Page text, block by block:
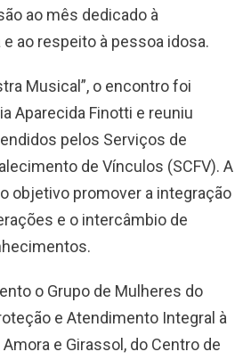
ao mês dedicado à
ao respeito à pessoa idosa.
Musical”, o encontro foi
Aparecida Finotti e reuniu
pelos Serviços de
de Vínculos (SCFV). A
objetivo promover a integração
e o intercâmbio de
o Grupo de Mulheres do
e Atendimento Integral à
e Girassol, do Centro de